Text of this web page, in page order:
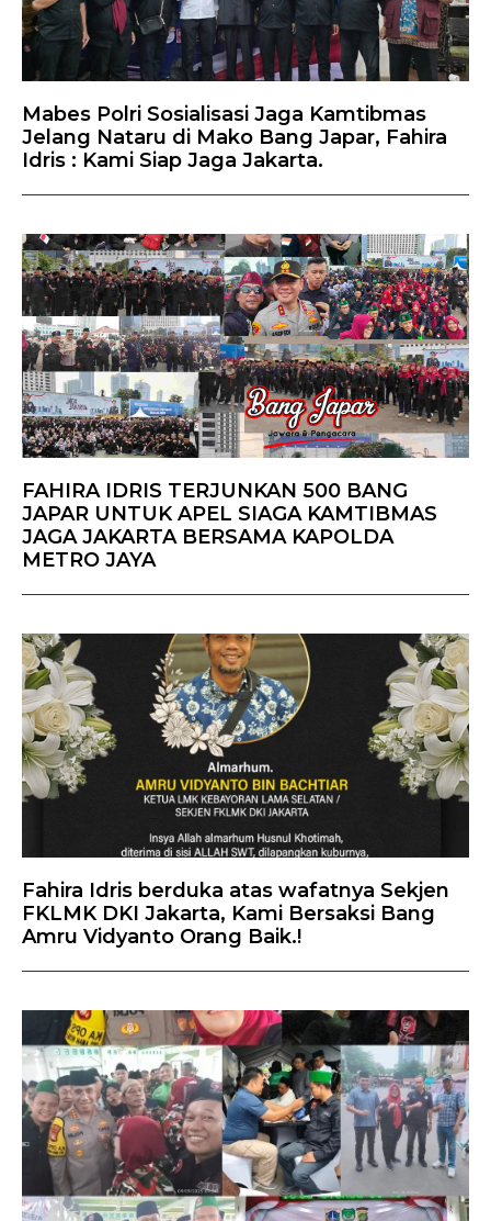
Mabes Polri Sosialisasi Jaga Kamtibmas
Jelang Nataru di Mako Bang Japar, Fahira
Idris : Kami Siap Jaga Jakarta.
FAHIRA IDRIS TERJUNKAN 500 BANG
JAPAR UNTUK APEL SIAGA KAMTIBMAS
JAGA JAKARTA BERSAMA KAPOLDA
METRO JAYA
Fahira Idris berduka atas wafatnya Sekjen
FKLMK DKI Jakarta, Kami Bersaksi Bang
Amru Vidyanto Orang Baik.!